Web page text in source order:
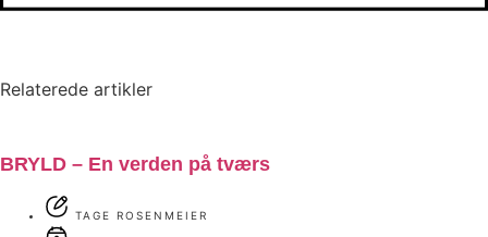
Relaterede artikler
BRYLD – En verden på tværs
TAGE ROSENMEIER